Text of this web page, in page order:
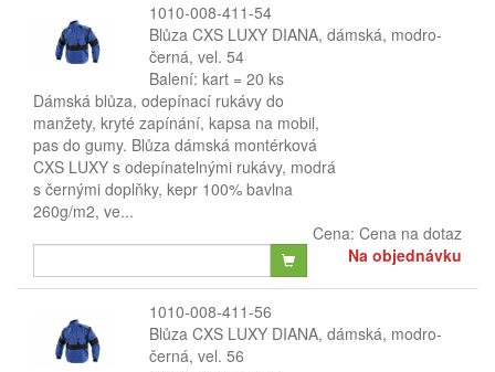
1010-008-411-54
Blůza CXS LUXY DIANA, dámská, modro-
černá, vel. 54
Balení: kart = 20 ks
Dámská blůza, odepínací rukávy do
manžety, kryté zapínání, kapsa na mobil,
pas do gumy. Blůza dámská montérková
CXS LUXY s odepínatelnými rukávy, modrá
s černými doplňky, kepr 100% bavlna
260g/m2, ve...
Cena: Cena na dotaz
Na objednávku
1010-008-411-56
Blůza CXS LUXY DIANA, dámská, modro-
černá, vel. 56